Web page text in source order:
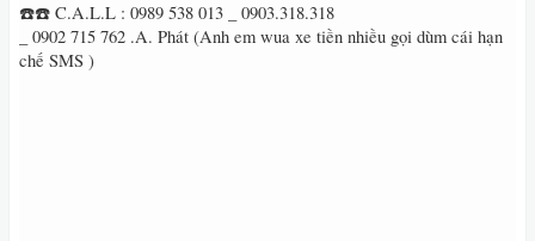
☎️☎️ C.A.L.L : 0989 538 013 _ 0903.318.318
_ 0902 715 762 .A. Phát (Anh em wua xe tiền nhiều gọi dùm cái hạn
chế SMS )